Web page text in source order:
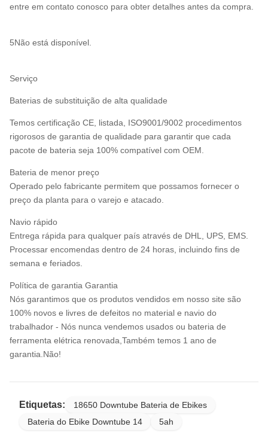
entre em contato conosco para obter detalhes antes da compra.
5Não está disponível.
Serviço
Baterias de substituição de alta qualidade
Temos certificação CE, listada, ISO9001/9002 procedimentos
rigorosos de garantia de qualidade para garantir que cada
pacote de bateria seja 100% compatível com OEM.
Bateria de menor preço
Operado pelo fabricante permitem que possamos fornecer o
preço da planta para o varejo e atacado.
Navio rápido
Entrega rápida para qualquer país através de DHL, UPS, EMS.
Processar encomendas dentro de 24 horas, incluindo fins de
semana e feriados.
Política de garantia Garantia
Nós garantimos que os produtos vendidos em nosso site são
100% novos e livres de defeitos no material e navio do
trabalhador - Nós nunca vendemos usados ou bateria de
ferramenta elétrica renovada,Também temos 1 ano de
garantia.Não!
Etiquetas:
18650 Downtube Bateria de Ebikes
Bateria do Ebike Downtube 14
5ah